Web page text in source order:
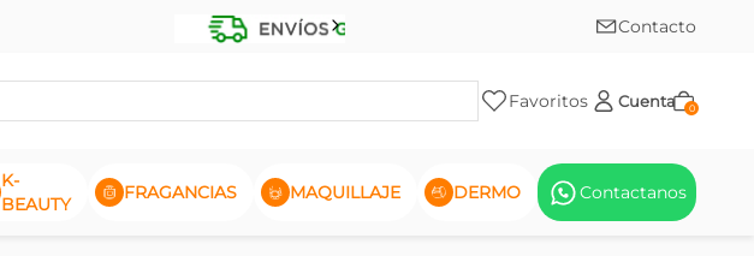
Contacto
Favoritos Cuenta 0
K-
BEAUTY
FRAGANCIAS MAQUILLAJE DERMO Contactanos